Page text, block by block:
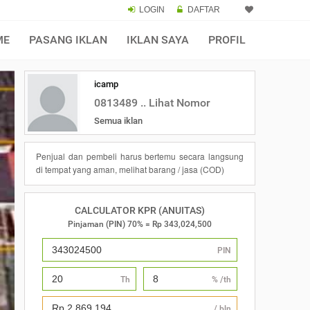
LOGIN DAFTAR
PASANG IKLAN IKLAN SAYA PROFIL
icamp
0813489 .. Lihat Nomor
Semua iklan
Penjual dan pembeli harus bertemu secara langsung
di tempat yang aman, melihat barang / jasa (COD)
CALCULATOR KPR (ANUITAS)
Pinjaman (PIN) 70% = Rp 343,024,500
PIN
Th % /th